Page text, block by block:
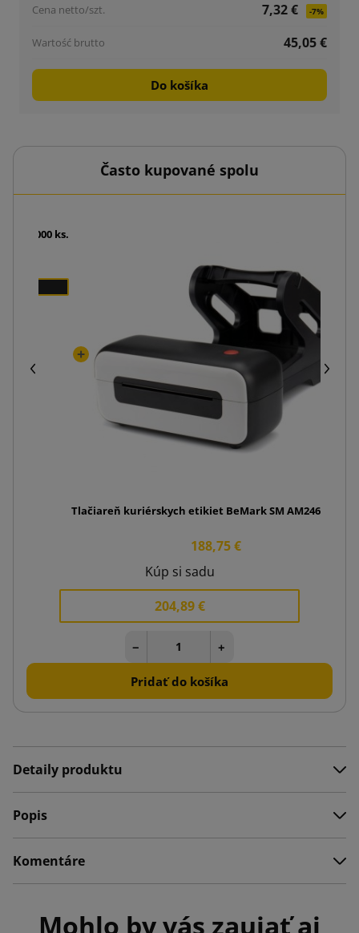
7,32 €
-7%
45,05 €
Do košíka
Často kupované spolu
role 1000 ks.
Tlačiareň kuriérskych etikiet BeMark SM AM246S
188,75 €
Kúp si sadu
204,89 €
− +
Pridať do košíka
Detaily produktu
Popis
Komentáre
Mohlo by vás zaujať aj